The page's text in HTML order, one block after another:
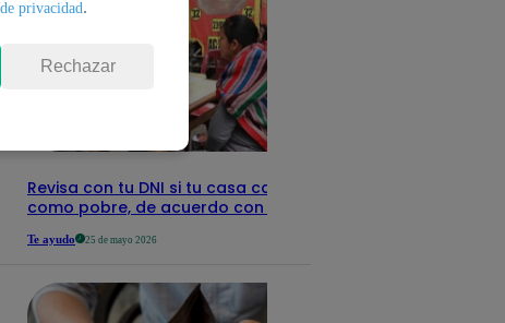
Revisa con tu DNI si tu casa califica
como pobre, de acuerdo con el Sisfoh
Te ayudo 25 de mayo 2026
privacidad.
Rechazar